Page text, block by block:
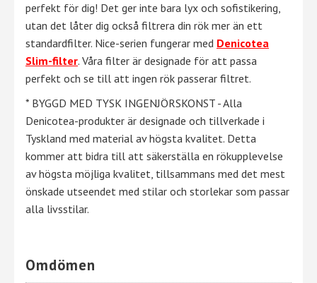
perfekt för dig! Det ger inte bara lyx och sofistikering,
utan det låter dig också filtrera din rök mer än ett
standardfilter. Nice-serien fungerar med Denicotea
Slim-filter. Våra filter är designade för att passa
perfekt och se till att ingen rök passerar filtret.
* BYGGD MED TYSK INGENJÖRSKONST - Alla
Denicotea-produkter är designade och tillverkade i
Tyskland med material av högsta kvalitet. Detta
kommer att bidra till att säkerställa en rökupplevelse
av högsta möjliga kvalitet, tillsammans med det mest
önskade utseendet med stilar och storlekar som passar
alla livsstilar.
Omdömen